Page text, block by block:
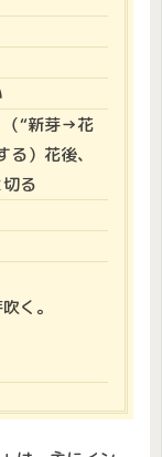
（“新芽→花
）花後、
る
く。